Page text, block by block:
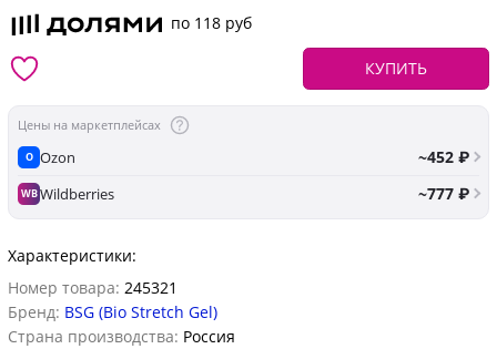
по 118 руб
КУПИТЬ
Цены на маркетплейсах
O Ozon ~452 ₽
WBWildberries ~777 ₽
Характеристики:
Номер товара: 245321
Бренд: BSG (Bio Stretch Gel)
Страна производства: Россия